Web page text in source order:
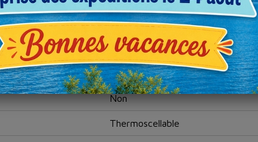
Papier
Blanc
60 gr / m²
Non
Thermoscellable